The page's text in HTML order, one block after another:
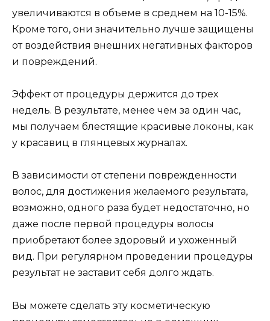
увеличиваются в объеме в среднем на 10-15%.
Кроме того, они значительно лучше защищены
от воздействия внешних негативных факторов
и повреждений.
Эффект от процедуры держится до трех
недель. В результате, менее чем за один час,
мы получаем блестящие красивые локоны, как
у красавиц в глянцевых журналах.
В зависимости от степени поврежденности
волос, для достижения желаемого результата,
возможно, одного раза будет недостаточно, но
даже после первой процедуры волосы
приобретают более здоровый и ухоженный
вид. При регулярном проведении процедуры
результат не заставит себя долго ждать.
Вы можете сделать эту косметическую